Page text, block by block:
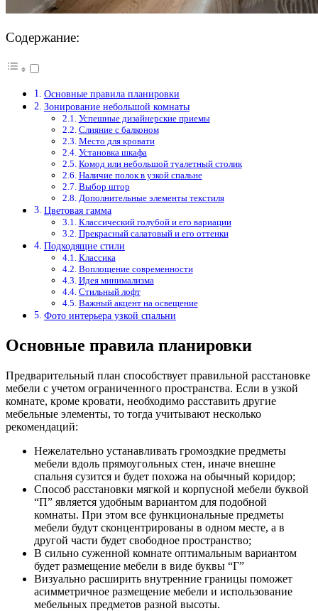
Содержание:
Основные правила планировки
Зонирование небольшой комнаты
Успешные дизайнерские приемы
Слияние с балконом
Место для кровати
Установка шкафа
Комод или небольшой туалетный столик
Наличие полок в узкой спальне
Выбор штор
Дополнительные элементы текстиля
Цветовая гамма
Классический голубой и его вариации
Прекрасный салатовый и его оттенки
Подходящие стили
Классика
Воплощение современности
Идея минимализма
Стильный лофт
Важный акцент на освещение
Фото интерьера узкой спальни
Основные правила планировки
Предварительный план способствует правильной расстановке
мебели с учетом ограниченного пространства. Если в узкой
комнате, кроме кровати, необходимо расставить другие
мебельные элементы, то тогда учитывают несколько
рекомендаций:
Нежелательно устанавливать громоздкие предметы
мебели вдоль прямоугольных стен, иначе внешне
спальня сузится и будет похожа на обычный коридор;
Способ расстановки мягкой и корпусной мебели буквой
“П” является удобным вариантом для подобной
комнаты. При этом все функциональные предметы
мебели будут сконцентрированы в одном месте, а в
другой части будет свободное пространство;
В сильно суженной комнате оптимальным вариантом
будет размещение мебели в виде буквы “Г”
Визуально расширить внутренние границы поможет
асимметричное размещение мебели и использование
мебельных предметов разной высоты.